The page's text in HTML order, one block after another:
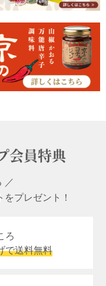
会員特典
／
プレゼント！
ろ
で送料無料